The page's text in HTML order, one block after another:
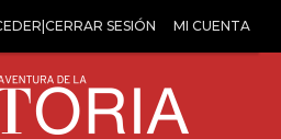
SESIÓN MI CUENTA